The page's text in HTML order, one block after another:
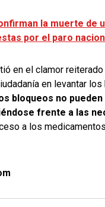
la muerte de
por el paro
en el clamor
en levantar
bloqueos no
frente a las
a los